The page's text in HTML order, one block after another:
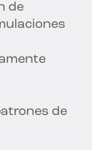
de
de